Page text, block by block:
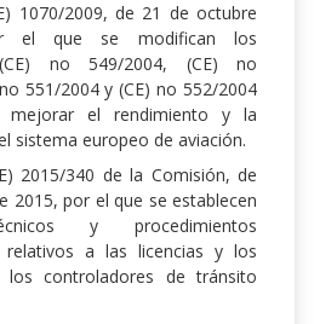
1070/2009, de 21 de octubre
el que se modifican los
(CE) no 549/2004, (CE) no
551/2004 y (CE) no 552/2004
el rendimiento y la
sistema europeo de aviación.
2015/340 de la Comisión, de
2015, por el que se establecen
y procedimientos
relativos a las licencias y los
los controladores de tránsito